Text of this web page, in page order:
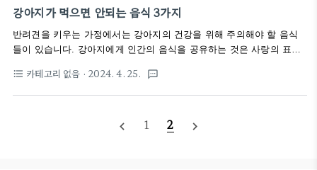
강아지가 먹으면 안되는 음식 3가지
반려견을 키우는 가정에서는 강아지의 건강을 위해 주의해야 할 음식
들이 있습니다. 강아지에게 인간의 음식을 공유하는 것은 사랑의 표현
요합니다. 여기 강아지에게 주지 말아야 할 대표적인 세 가지 음식을 소
개합니다. 1. 양파와 마늘: 양파와 마늘은 '티오설페이트'라는 성분을 포
를 파괴하여 빈혈을 유발할 수 있으며, 심한 경우 호흡곤란과 같은 심각
format_list_bulleted 카테고리 없음 · 2024. 4. 25. textsms
navigate_before 1 2 navigate_next